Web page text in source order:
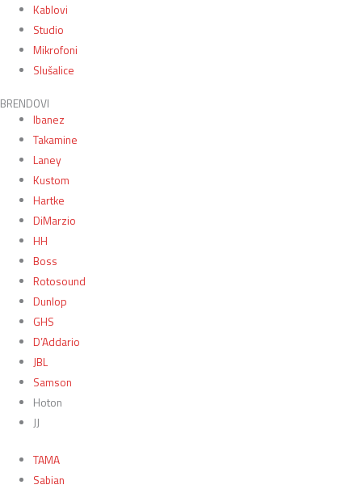
Kablovi
Studio
Mikrofoni
Slušalice
BRENDOVI
Ibanez
Takamine
Laney
Kustom
Hartke
DiMarzio
HH
Boss
Rotosound
Dunlop
GHS
D’Addario
JBL
Samson
Hoton
JJ
TAMA
Sabian